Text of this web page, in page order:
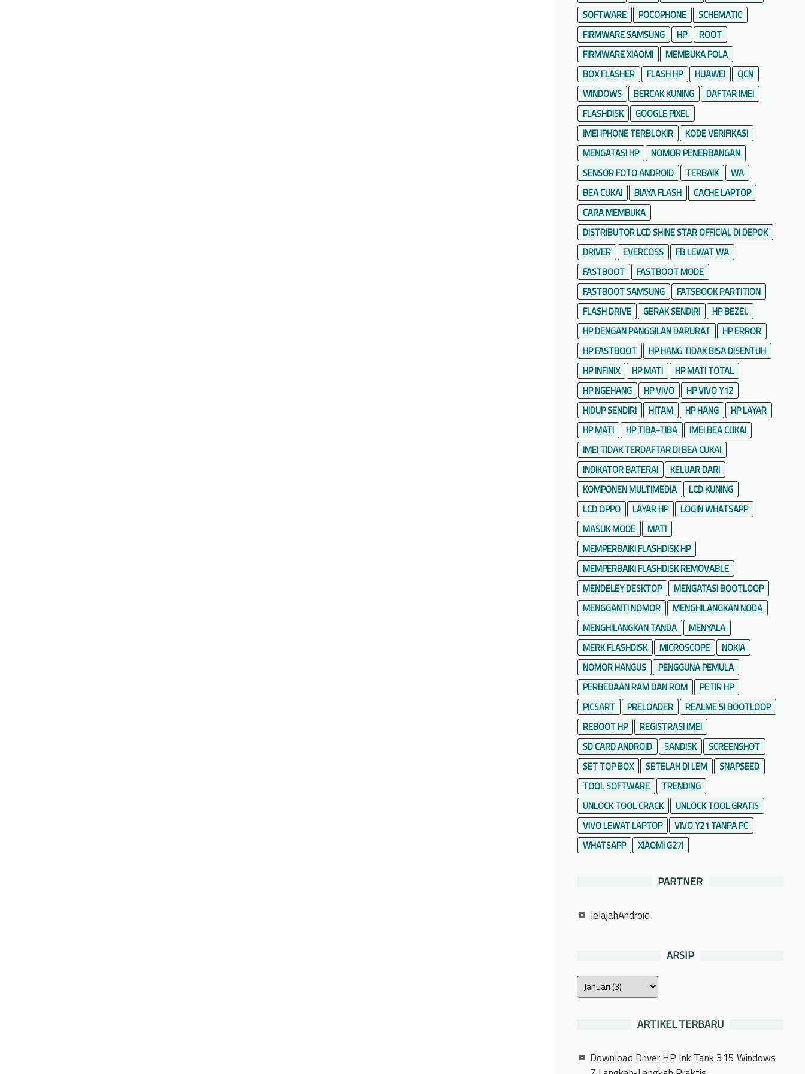
SOFTWARE
POCOPHONE
SCHEMATIC
FIRMWARE SAMSUNG
HP
ROOT
FIRMWARE XIAOMI
MEMBUKA POLA
BOX FLASHER
FLASH HP HUAWEI
QCN
WINDOWS
BERCAK KUNING
DAFTAR IMEI
FLASHDISK
GOOGLE PIXEL
IMEI IPHONE TERBLOKIR
KODE VERIFIKASI
MENGATASI HP
NOMOR PENERBANGAN
SENSOR FOTO ANDROID
TERBAIK
WA
BEA CUKAI
BIAYA FLASH
CACHE LAPTOP
CARA MEMBUKA
DISTRIBUTOR LCD SHINE STAR OFFICIAL DI DEPOK
DRIVER
EVERCOSS
FB LEWAT WA
FASTBOOT
FASTBOOT MODE
FASTBOOT SAMSUNG
FATSBOOK PARTITION
FLASH DRIVE
GERAK SENDIRI
HP BEZEL
HP DENGAN PANGGILAN DARURAT
HP ERROR
HP FASTBOOT
HP HANG TIDAK BISA DISENTUH
HP INFINIX
HP MATI
HP MATI TOTAL
HP NGEHANG
HP VIVO
HP VIVO Y12
HIDUP SENDIRI
HITAM HP HANG
HP LAYAR
HP MATI
HP TIBA-TIBA
IMEI BEA CUKAI
IMEI TIDAK TERDAFTAR DI BEA CUKAI
INDIKATOR BATERAI
KELUAR DARI
KOMPONEN MULTIMEDIA
LCD KUNING
LCD OPPO
LAYAR HP
LOGIN WHATSAPP
MASUK MODE
MATI
MEMPERBAIKI FLASHDISK HP
MEMPERBAIKI FLASHDISK REMOVABLE
MENDELEY DESKTOP
MENGATASI BOOTLOOP
MENGGANTI NOMOR
MENGHILANGKAN NODA
MENGHILANGKAN TANDA
MENYALA
MERK FLASHDISK
MICROSCOPE
NOKIA
NOMOR HANGUS
PENGGUNA PEMULA
PERBEDAAN RAM DAN ROM
PETIR HP
PICSART
PRELOADER
REALME 5I BOOTLOOP
REBOOT HP
REGISTRASI IMEI
SD CARD ANDROID
SANDISK
SCREENSHOT
SET TOP BOX
SETELAH DI LEM
SNAPSEED
TOOL SOFTWARE
TRENDING
UNLOCK TOOL CRACK
UNLOCK TOOL GRATIS
VIVO LEWAT LAPTOP
VIVO Y21 TANPA PC
WHATSAPP
XIAOMI G27I
PARTNER
JelajahAndroid
ARSIP
ARTIKEL TERBARU
Download Driver HP Ink Tank 315 Windows